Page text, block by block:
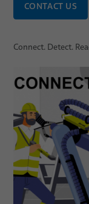
CONTACT US
Connect. Detect.